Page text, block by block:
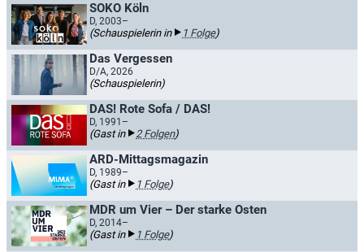
SOKO Köln
D, 2003–
(Schauspielerin in 1 Folge)
Das Vergessen
D/A, 2026
(Schauspielerin)
DAS! Rote Sofa / DAS!
D, 1991–
(Gast in 2 Folgen)
ARD-Mittagsmagazin
D, 1989–
(Gast in 1 Folge)
MDR um Vier – Der starke Osten
D, 2014–
(Gast in 1 Folge)